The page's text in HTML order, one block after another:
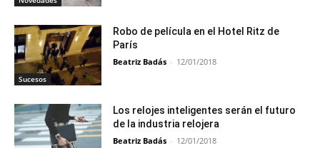
Sucesos
Robo de película en el Hotel Ritz de
París
Beatriz Badás - 12/01/2018
Los relojes inteligentes serán el futuro
de la industria relojera
Beatriz Badás - 12/01/2018